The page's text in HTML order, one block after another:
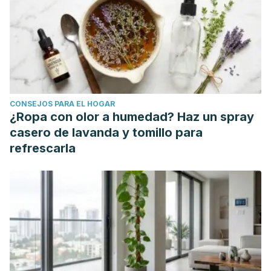
CONSEJOS PARA EL HOGAR
¿Ropa con olor a humedad? Haz un spray
casero de lavanda y tomillo para
refrescarla